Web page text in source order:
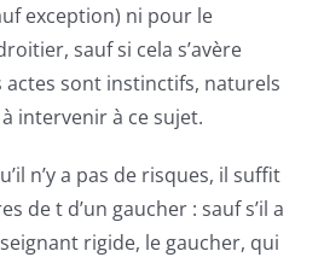
exception) ni pour le
sauf si cela s’avère
actes sont instinctifs, naturels
à intervenir à ce sujet.
n’y a pas de risques, il suffit
de t d’un gaucher : sauf s’il a
rigide, le gaucher, qui